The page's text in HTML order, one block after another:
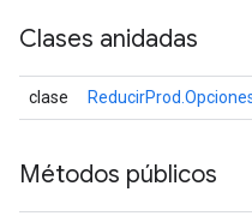
Clases anidadas
clase
Métodos públicos